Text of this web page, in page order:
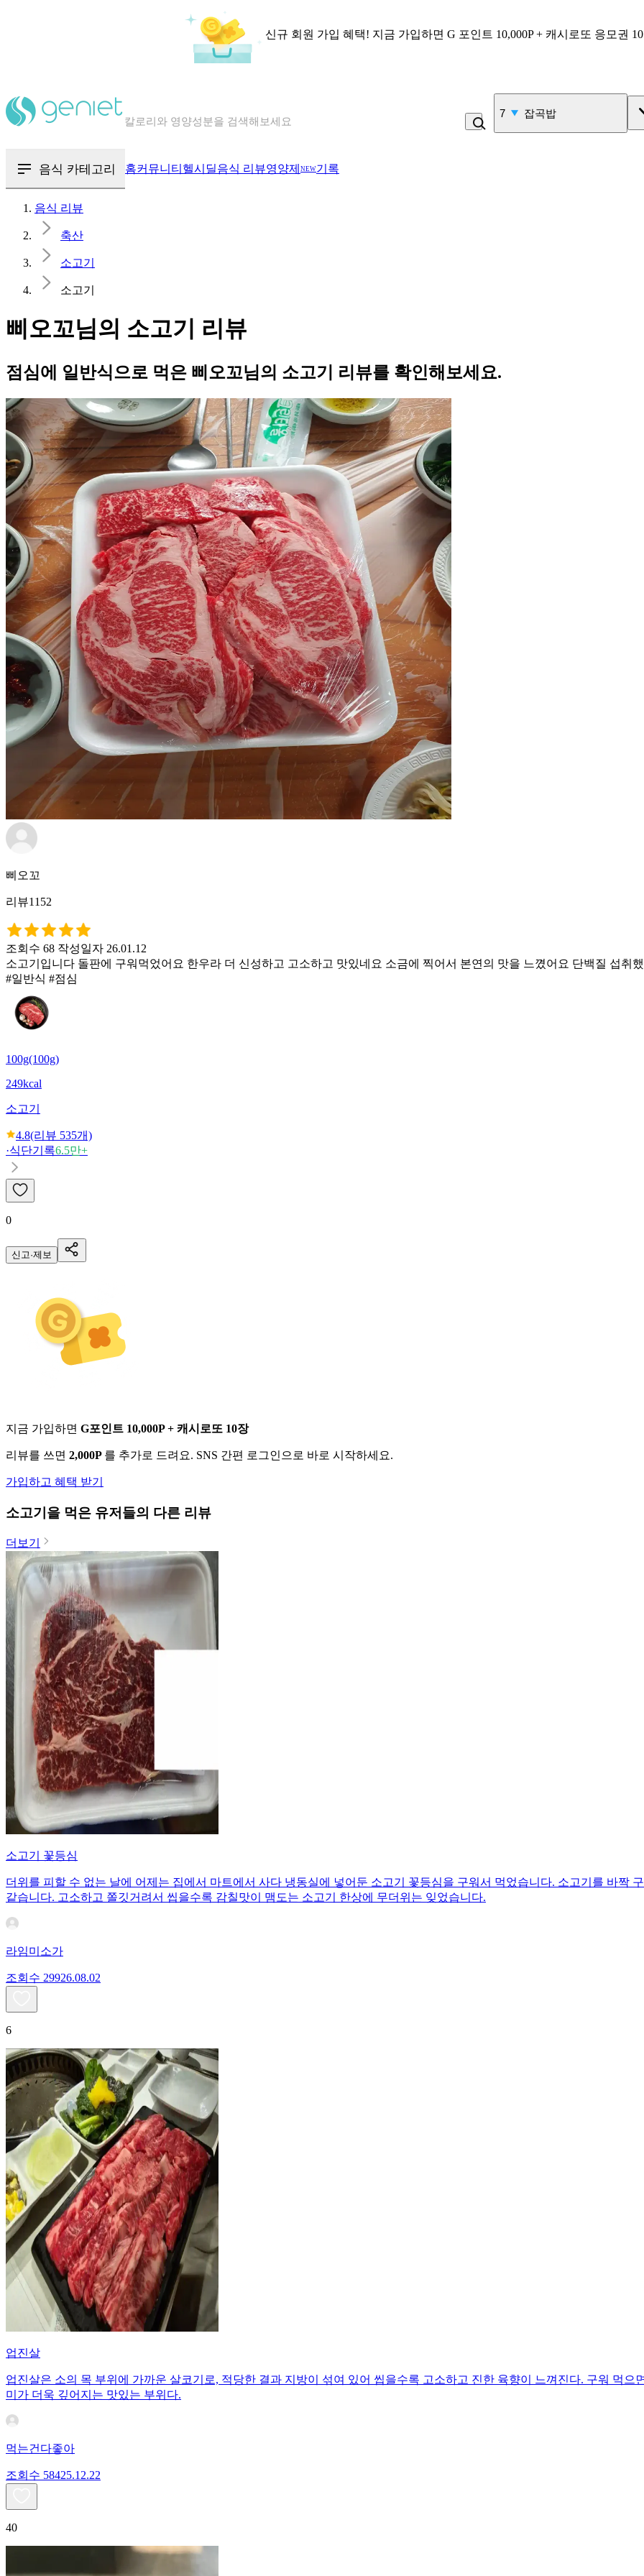
신규 회원 가입 혜택! 지금 가입하면 G 포인트 10,000P + 캐시로또 응모권
혈당 · 다이어트 음식 검색해보세요
8 물
음식 카테고리 홈커뮤니티 헬시딜음식 리뷰영양제 NEW기록
음식 리뷰
축산
소고기
소고기
삐오꼬님의 소고기 리뷰
점심에 일반식으로 먹은 삐오꼬님의 소고기 리뷰를 확인해보세요.
삐오꼬
리뷰1152
조회수 68 작성일자 26.01.12
소고기입니다 돌판에 구워먹었어요 한우라 더 신성하고 고소하고 맛있네요 소금에 찍어서 본연의 맛을 느꼈어요 단백질 섭취
#일반식 #점심
100g(100g)
249kcal
소고기
4.8(리뷰 535개)
·식단기록6.5만+
0
신고·제보
지금 가입하면 G포인트 10,000P + 캐시로또 10장
리뷰를 쓰면 2,000P 를 추가로 드려요. SNS 간편 로그인으로 바로 시작하세요.
가입하고 혜택 받기
소고기 을 먹은 유저들의 다른 리뷰
더보기
소고기 꽃등심
더위를 피할 수 없는 날에 어제는 집에서 마트에서 사다 냉동실에 넣어둔 소고기 꽃등심을 구워서 먹었습니다. 소고기를 바짝
같습니다. 고소하고 쫄깃거려서 씹을수록 감칠맛이 맴도는 소고기 한상에 무더위는 잊었습니다.
라임미소가
조회수 29926.08.02
6
업진살
업진살은 소의 목 부위에 가까운 살코기로, 적당한 결과 지방이 섞여 있어 씹을수록 고소하고 진한 육향이 느껴진다. 구워 먹
미가 더욱 깊어지는 맛있는 부위다.
먹는건다좋아
조회수 58425.12.22
40